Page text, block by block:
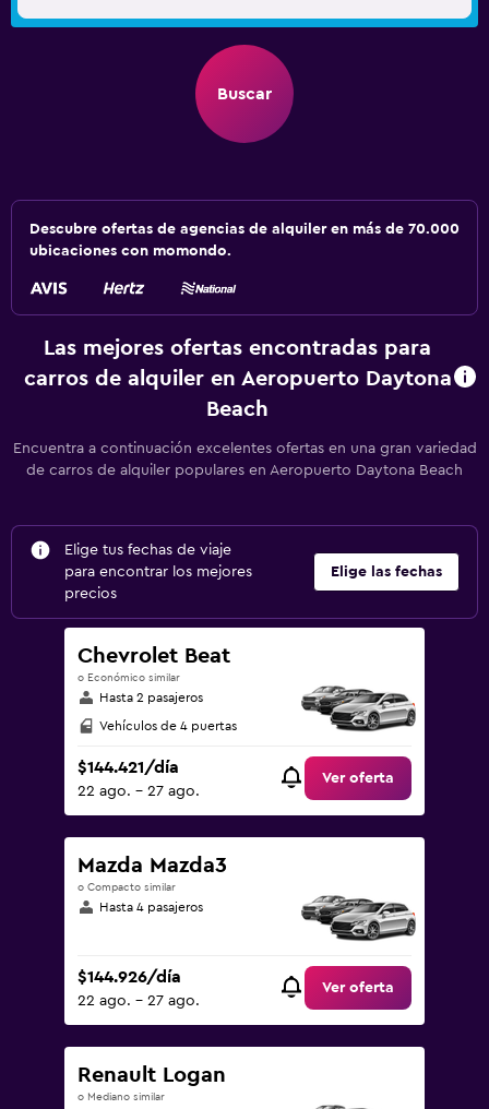
Buscar
Descubre ofertas de agencias de alquiler en más de 70.000
ubicaciones con momondo.
Las mejores ofertas encontradas para
carros de alquiler en Aeropuerto Daytona
Beach
Encuentra a continuación excelentes ofertas en una gran variedad
de carros de alquiler populares en Aeropuerto Daytona Beach
Elige tus fechas de viaje
para encontrar los mejores
precios
Elige las fechas
Chevrolet Beat
o Económico similar
Hasta 2 pasajeros
Vehículos de 4 puertas
$144.421/día
22 ago. - 27 ago.
Ver oferta
Mazda Mazda3
o Compacto similar
Hasta 4 pasajeros
$144.926/día
22 ago. - 27 ago.
Ver oferta
Renault Logan
o Mediano similar